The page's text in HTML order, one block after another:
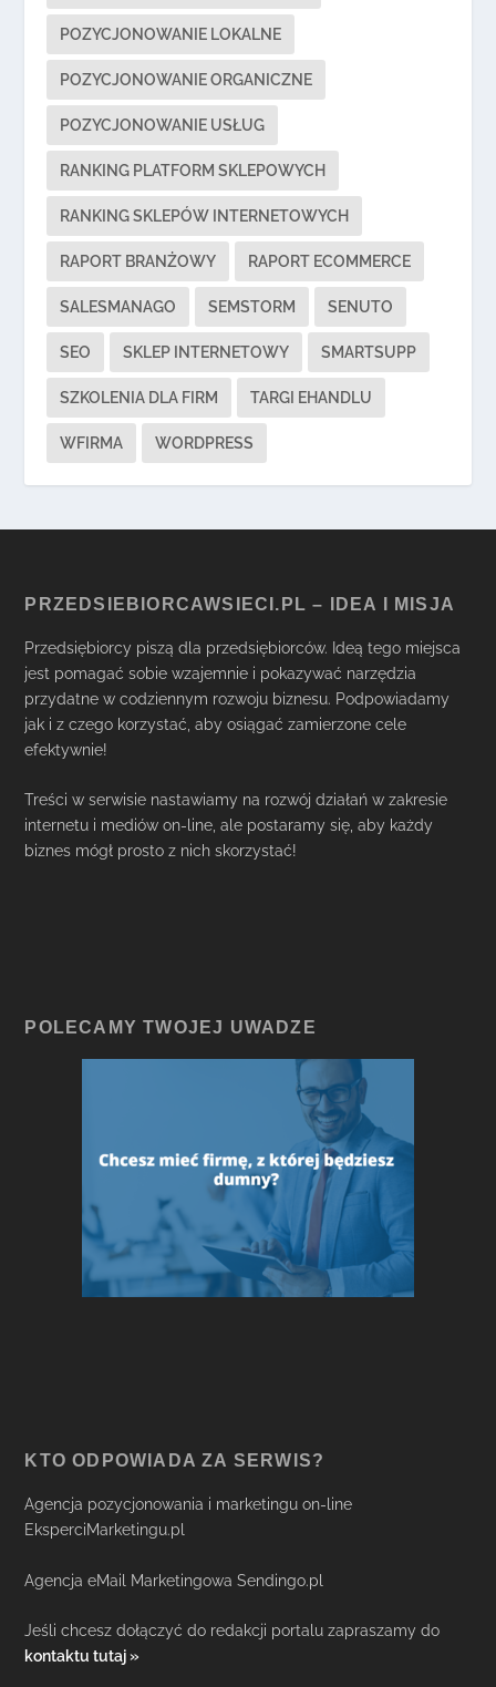
POZYCJONOWANIE LOKALNE
POZYCJONOWANIE ORGANICZNE
POZYCJONOWANIE USŁUG
RANKING PLATFORM SKLEPOWYCH
RANKING SKLEPÓW INTERNETOWYCH
RAPORT BRANŻOWY RAPORT ECOMMERCE
SALESMANAGO SEMSTORM SENUTO
SEO SKLEP INTERNETOWY SMARTSUPP
SZKOLENIA DLA FIRM TARGI EHANDLU
WFIRMA WORDPRESS
PRZEDSIEBIORCAWSIECI.PL – IDEA I MISJA
Przedsiębiorcy piszą dla przedsiębiorców. Ideą tego miejsca
jest pomagać sobie wzajemnie i pokazywać narzędzia
przydatne w codziennym rozwoju biznesu. Podpowiadamy
jak i z czego korzystać, aby osiągać zamierzone cele
efektywnie!
Treści w serwisie nastawiamy na rozwój działań w zakresie
internetu i mediów on-line, ale postaramy się, aby każdy
biznes mógł prosto z nich skorzystać!
POLECAMY TWOJEJ UWADZE
KTO ODPOWIADA ZA SERWIS?
Agencja pozycjonowania i marketingu on-line
EksperciMarketingu.pl
Agencja eMail Marketingowa Sendingo.pl
Jeśli chcesz dołączyć do redakcji portalu zapraszamy do
kontaktu tutaj »